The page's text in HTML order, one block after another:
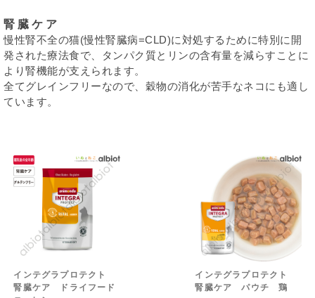
腎臓ケア
慢性腎不全の猫(慢性腎臓病=CLD)に対処するために特別に開
発された療法食で、タンパク質とリンの含有量を減らすことに
より腎機能が支えられます。
全てグレインフリーなので、穀物の消化が苦手なネコにも適し
ています。
インテグラプロテクト
腎臓ケア ドライフード
インテグラプロテクト
腎臓ケア パウチ 鶏